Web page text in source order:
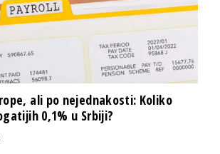
ali po nejednakosti: Koliko
0,1% u Srbiji?